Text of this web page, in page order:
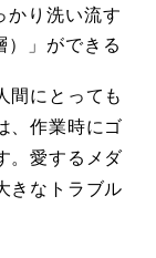
かり洗い流す
）」ができる
間にとっても
、作業時にゴ
。愛するメダ
きなトラブル